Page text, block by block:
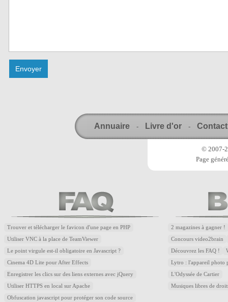
Annuaire - Livre d'or - Contact
© 2007-
Page
Trouver et télécharger le favicon d'une page en PHP
Utiliser VNC à la place de TeamViewer
Le point virgule est-il obligatoire en Javascript ?
Cinema 4D Lite pour After Effects
Enregistrer les clics sur des liens externes avec jQuery
Utiliser HTTPS en local sur Apache
Obfuscation javascript pour protéger son code source
2 magazines à gagner !
Concours video2brain
Découvrez les FAQ !
Lytro : l'appareil photo
L'Odyssée de Cartier
Musiques libres de